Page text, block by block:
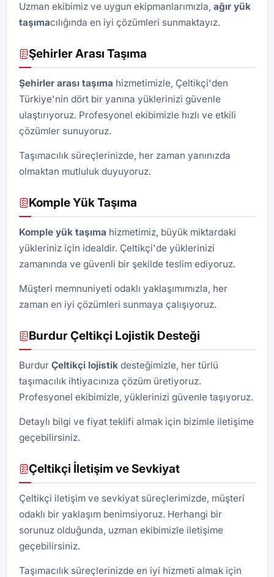
Uzman ekibimiz ve uygun ekipmanlarımızla, ağır yük
taşımacılığında en iyi çözümleri sunmaktayız.
Şehirler Arası Taşıma
Şehirler arası taşıma hizmetimizle, Çeltikçi'den
Türkiye'nin dört bir yanına yüklerinizi güvenle
ulaştırıyoruz. Profesyonel ekibimizle hızlı ve etkili
çözümler sunuyoruz.
Taşımacılık süreçlerinizde, her zaman yanınızda
olmaktan mutluluk duyuyoruz.
Komple Yük Taşıma
Komple yük taşıma hizmetimiz, büyük miktardaki
yükleriniz için idealdir. Çeltikçi'de yüklerinizi
zamanında ve güvenli bir şekilde teslim ediyoruz.
Müşteri memnuniyeti odaklı yaklaşımımızla, her
zaman en iyi çözümleri sunmaya çalışıyoruz.
Burdur Çeltikçi Lojistik Desteği
Burdur Çeltikçi lojistik desteğimizle, her türlü
taşımacılık ihtiyacınıza çözüm üretiyoruz.
Profesyonel ekibimizle, yüklerinizi güvenle taşıyoruz.
Detaylı bilgi ve fiyat teklifi almak için bizimle iletişime
geçebilirsiniz.
Çeltikçi İletişim ve Sevkiyat
Çeltikçi iletişim ve sevkiyat süreçlerimizde, müşteri
odaklı bir yaklaşım benimsiyoruz. Herhangi bir
sorunuz olduğunda, uzman ekibimizle iletişime
geçebilirsiniz.
Taşımacılık süreçlerinizde en iyi hizmeti almak için